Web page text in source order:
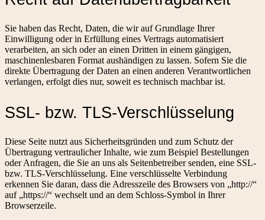
Sie haben das Recht, Daten, die wir auf Grundlage Ihrer
Einwilligung oder in Erfüllung eines Vertrags automatisiert
verarbeiten, an sich oder an einen Dritten in einem gängigen,
maschinenlesbaren Format aushändigen zu lassen. Sofern Sie die
direkte Übertragung der Daten an einen anderen Verantwortlichen
verlangen, erfolgt dies nur, soweit es technisch machbar ist.
SSL- bzw. TLS-Verschlüsselung
Diese Seite nutzt aus Sicherheitsgründen und zum Schutz der
Übertragung vertraulicher Inhalte, wie zum Beispiel Bestellungen
oder Anfragen, die Sie an uns als Seitenbetreiber senden, eine SSL-
bzw. TLS-Verschlüsselung. Eine verschlüsselte Verbindung
erkennen Sie daran, dass die Adresszeile des Browsers von „http://“
auf „https://“ wechselt und an dem Schloss-Symbol in Ihrer
Browserzeile.